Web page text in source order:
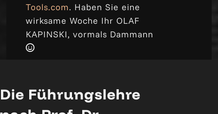
Tools.com. Haben Sie eine
wirksame Woche Ihr OLAF
KAPINSKI, vormals Dammann
Die Führungslehre